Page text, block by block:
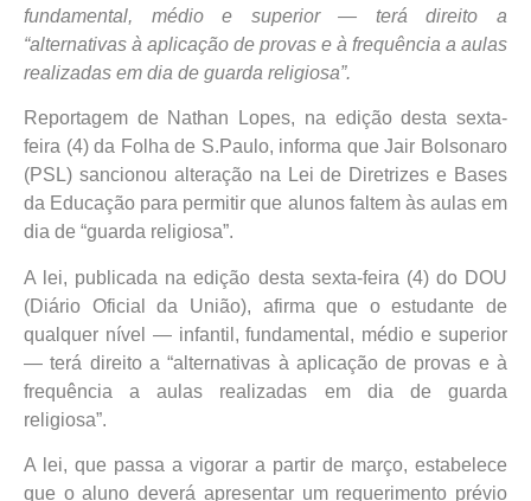
fundamental, médio e superior —​ terá direito a
“alternativas à aplicação de provas e à frequência a aulas
realizadas em dia de guarda religiosa”.
Reportagem de Nathan Lopes, na edição desta sexta-
feira (4) da Folha de S.Paulo, informa que Jair Bolsonaro
(PSL) sancionou alteração na Lei de Diretrizes e Bases
da Educação para permitir que alunos faltem às aulas em
dia de “guarda religiosa”.
A lei, publicada na edição desta sexta-feira (4) do DOU
(Diário Oficial da União), afirma que o estudante de
qualquer nível — infantil, fundamental, médio e superior
—​ terá direito a “alternativas à aplicação de provas e à
frequência a aulas realizadas em dia de guarda
religiosa”.
A lei, que passa a vigorar a partir de março, estabelece
que o aluno deverá apresentar um requerimento prévio